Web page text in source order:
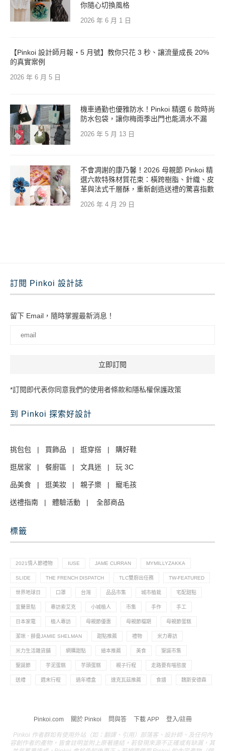
你隨心切換風格
2026 年 6 月 1 日
【Pinkoi 設計師月報・5 月號】教你只花 3 秒、讓流量成長 20%
的真實案例
2026 年 6 月 5 日
機車通勤也優雅防水！Pinkoi 精選 6 款時尚
防水包袋，讓你梅雨季出門也能滴水不漏
2026 年 5 月 13 日
不會凋謝的康乃馨！2026 母親節 Pinkoi 精
選六款特殊材質花束：橫跨樹脂、針織、皮
革與法式千層酥，重新創造送禮的驚喜指數
2026 年 4 月 29 日
訂閱 Pinkoi 設計誌
留下 Email，隨時掌握最新消息！
*訂閱即代表你同意我們的使用者條款和隱私權保護政策
到 Pinkoi 探索好設計
挑包包 | 買飾品 | 逛穿搭 | 購好鞋
逛居家 | 餐廚區 | 文具迷 | 玩 3C
品美食 | 逛美妝 | 親子樂 | 寵毛孩
送禮指南 | 體驗活動 | 全部商品
標籤
2021情人節禮物 IUSE JAME CURRAN MYMILLYZAKKA
SLIDE THE FRENCH DISPATCH TLC雙廚出任務 TW-FEATURED
世界地球日 口罩 台灣 品品市集 城市植栽 宅配甜點
宜蘭景點 專訪索艾克 小城植人 市集 手作 手工
日本家電 植人專訪 母親節優惠 母親節檔期 母親節蛋糕
潔咪．薛曼JAMIE SHELMAN 甜點推薦 禮物 米力專訪
米力生活雜貨舖 網購甜點 繪本推薦 美食 聖誕市集
聖誕節 芋泥蛋糕 芋頭蛋糕 親子行程 走路要有喵態度
送禮 週末行程 過年禮盒 達克瓦茲推薦 食譜 魏斯安德森
Pinkoi.com 關於 Pinkoi 問與答 下載 APP 登入/註冊
Pinkoi 作者群如有使用外站（如：翻譯、引用）部落客、設計師、及任何內
容創作者的產物，皆會註明並附上原著連結。若發現來源不正確或有缺漏，其